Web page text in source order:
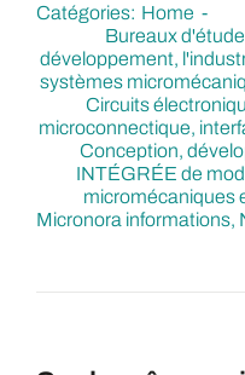
Catégories: Home
Bureaux
développement,
systèmes
Circuits
microconnectique,
Conception,
INTÉGRÉE de
micromécaniques
Micronora informations